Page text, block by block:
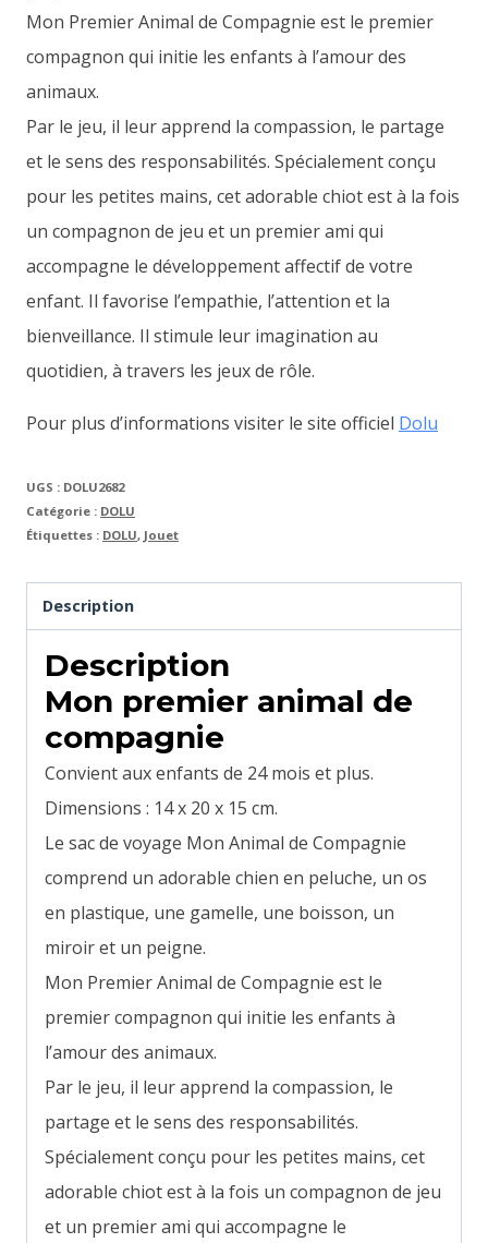
Mon Premier Animal de Compagnie est le premier
compagnon qui initie les enfants à l’amour des
animaux.
Par le jeu, il leur apprend la compassion, le partage
et le sens des responsabilités. Spécialement conçu
pour les petites mains, cet adorable chiot est à la fois
un compagnon de jeu et un premier ami qui
accompagne le développement affectif de votre
enfant. Il favorise l’empathie, l’attention et la
bienveillance. Il stimule leur imagination au
quotidien, à travers les jeux de rôle.
Pour plus d’informations visiter le site officiel Dolu
UGS : DOLU2682
Catégorie : DOLU
Étiquettes : DOLU, Jouet
Description
Description
Mon premier animal de
compagnie
Convient aux enfants de 24 mois et plus.
Dimensions : 14 x 20 x 15 cm.
Le sac de voyage Mon Animal de Compagnie
comprend un adorable chien en peluche, un os
en plastique, une gamelle, une boisson, un
miroir et un peigne.
Mon Premier Animal de Compagnie est le
premier compagnon qui initie les enfants à
l’amour des animaux.
Par le jeu, il leur apprend la compassion, le
partage et le sens des responsabilités.
Spécialement conçu pour les petites mains, cet
adorable chiot est à la fois un compagnon de jeu
et un premier ami qui accompagne le